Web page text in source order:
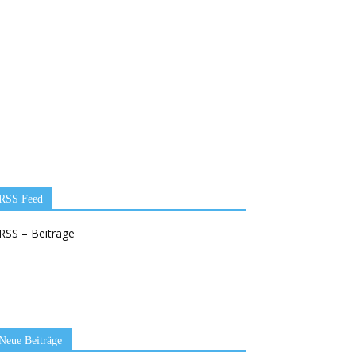
Feed
– Beiträge
Beiträge